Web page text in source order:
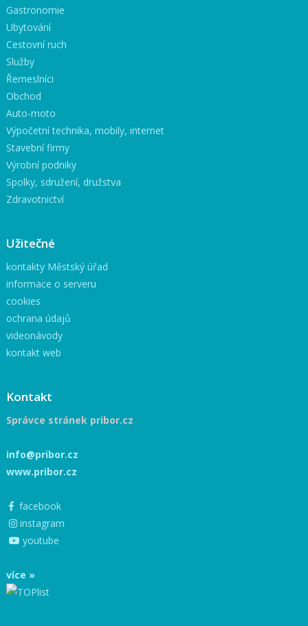
Gastronomie
Ubytování
Cestovní ruch
Služby
Řemeslníci
Obchod
Auto-moto
Výpočetní technika, mobily, internet
Stavební firmy
Výrobní podniky
Spolky, sdružení, družstva
Zdravotnictví
Užitečné
kontakty Městský úřad
informace o serveru
cookies
ochrana údajů
videonávody
kontakt web
Kontakt
Správce stránek pribor.cz
info@pribor.cz
www.pribor.cz
facebook
instagram
youtube
více »